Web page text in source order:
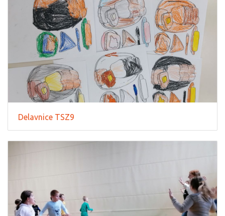
Delavnice TSZ9